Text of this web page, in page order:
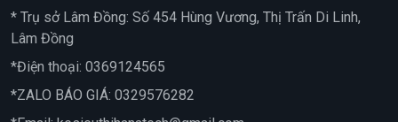
* Trụ sở Lâm Đồng: Số 454 Hùng Vương, Thị Trấn Di Linh,
Lâm Đồng
*Điện thoại: 0369124565
*ZALO BÁO GIÁ: 0329576282